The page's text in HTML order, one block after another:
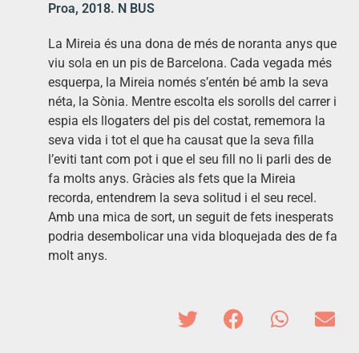
Proa, 2018. N BUS
La Mireia és una dona de més de noranta anys que
viu sola en un pis de Barcelona. Cada vegada més
esquerpa, la Mireia només s’entén bé amb la seva
néta, la Sònia. Mentre escolta els sorolls del carrer i
espia els llogaters del pis del costat, rememora la
seva vida i tot el que ha causat que la seva filla
l’eviti tant com pot i que el seu fill no li parli des de
fa molts anys. Gràcies als fets que la Mireia
recorda, entendrem la seva solitud i el seu recel.
Amb una mica de sort, un seguit de fets inesperats
podria desembolicar una vida bloquejada des de fa
molt anys.